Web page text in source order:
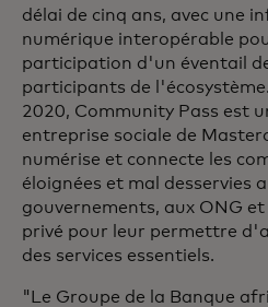
délai de cinq ans, avec une
numérique interopérable
participation d'un éventail
participants de
2020, Community Pass est
entreprise sociale de
numérise et connecte les
éloignées et mal desservies
gouvernements, aux ONG
privé pour leur permettre
des services essentiels.
"Le Groupe de la Banque